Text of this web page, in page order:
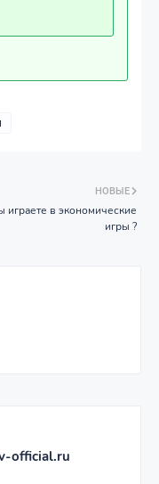
НОВЫЕ
играете в экономические
игры ?
official.ru